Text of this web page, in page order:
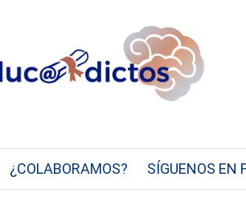
¿COLABORAMOS? SÍGUENOS EN